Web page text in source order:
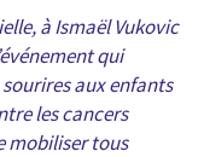
à Ismaël Vukovic
qui
aux enfants
les cancers
mobiliser tous